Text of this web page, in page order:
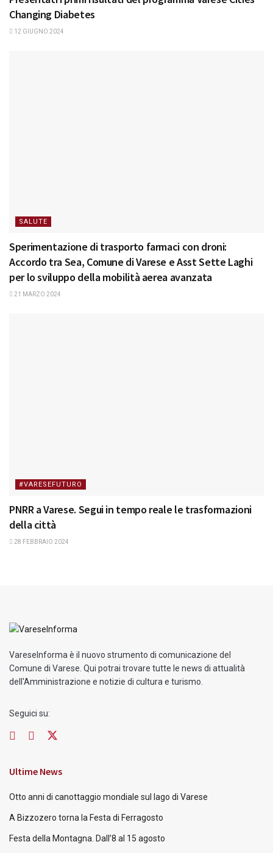
Changing Diabetes
12 GIUGNO 2024
SALUTE
Sperimentazione di trasporto farmaci con droni:
Accordo tra Sea, Comune di Varese e Asst Sette Laghi
per lo sviluppo della mobilità aerea avanzata
21 MARZO 2024
#VARESEFUTURO
PNRR a Varese. Segui in tempo reale le trasformazioni
della città
28 FEBBRAIO 2024
VareseInforma è il nuovo strumento di comunicazione del
Comune di Varese. Qui potrai trovare tutte le news di attualità
dell'Amministrazione e notizie di cultura e turismo.
Seguici su:
Ultime News
Otto anni di canottaggio mondiale sul lago di Varese
A Bizzozero torna la Festa di Ferragosto
Festa della Montagna. Dall’8 al 15 agosto